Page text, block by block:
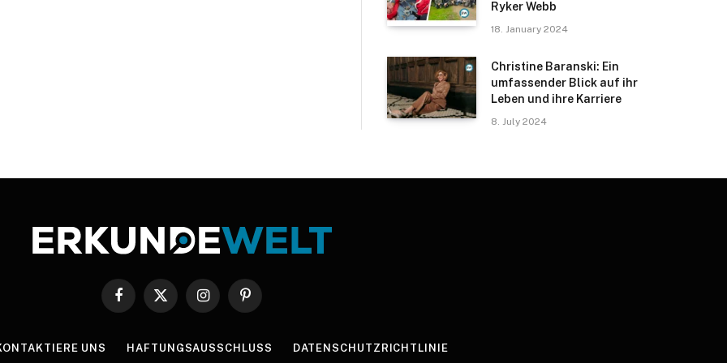
Ryker Webb
18. January 2024
Christine Baranski: Ein
umfassender Blick auf ihr
Leben und ihre Karriere
8. July 2024
Facebook
X
InstagramPinterest
UNS HAFTUNGSAUSSCHLUSS DATENSCHUTZRICHTLINIE